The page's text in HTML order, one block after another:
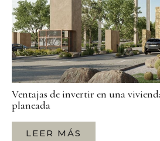
Ventajas de invertir en una
planeada
LEER MÁS